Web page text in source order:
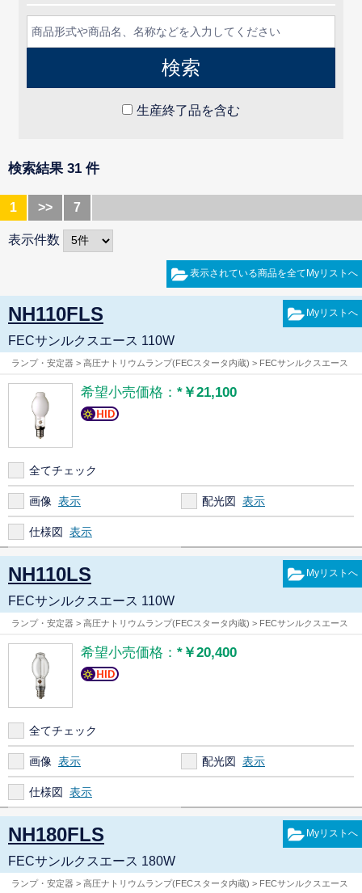
生産終了品を含む
検索結果 31 件
1 >> 7
表示件数
NH110FLS
FECサンルクスエース 110W
ランプ・安定器 > 高圧ナトリウムランプ(FECスタータ内蔵) > FECサンルクスエース
希望小売価格： *￥21,100
全てチェック
画像 配光図
仕様図
NH110LS
FECサンルクスエース 110W
ランプ・安定器 > 高圧ナトリウムランプ(FECスタータ内蔵) > FECサンルクスエース
希望小売価格： *￥20,400
全てチェック
画像 配光図
仕様図
NH180FLS
FECサンルクスエース 180W
ランプ・安定器 > 高圧ナトリウムランプ(FECスタータ内蔵) > FECサンルクスエース